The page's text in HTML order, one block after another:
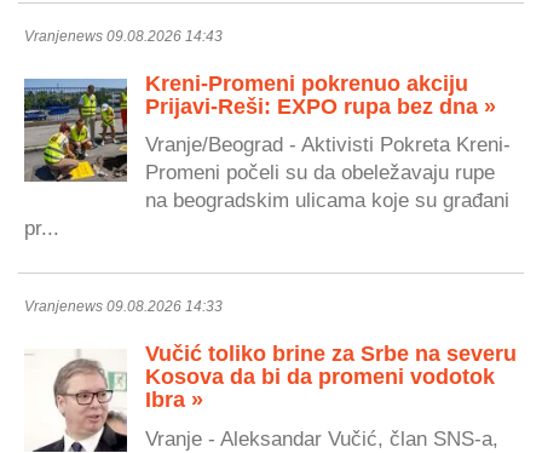
Vranjenews 09.08.2026 14:43
Kreni-Promeni pokrenuo akciju
Prijavi-Reši: EXPO rupa bez dna »
Vranje/Beograd - Aktivisti Pokreta Kreni-
Promeni počeli su da obeležavaju rupe
na beogradskim ulicama koje su građani
pr...
Vranjenews 09.08.2026 14:33
Vučić toliko brine za Srbe na severu
Kosova da bi da promeni vodotok
Ibra »
Vranje - Aleksandar Vučić, član SNS-a,